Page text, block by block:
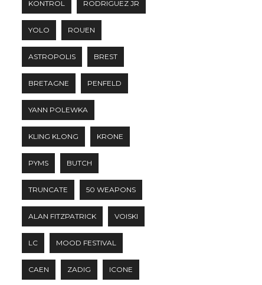
KONTROL RODRIGUEZ JR
YOLO ROUEN
ASTROPOLIS BREST
BRETAGNE PENFELD
YANN POLEWKA
KLING KLONG KRONE
PYMS BUTCH
TRUNCATE 50 WEAPONS
ALAN FITZPATRICK VOISKI
LC MOOD FESTIVAL
CAEN ZADIG ICONE